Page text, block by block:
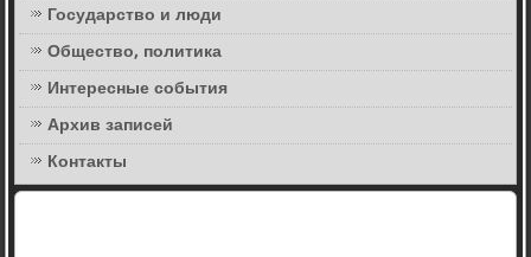
Государство и люди
Общество, политика
Интересные события
Архив записей
Контакты